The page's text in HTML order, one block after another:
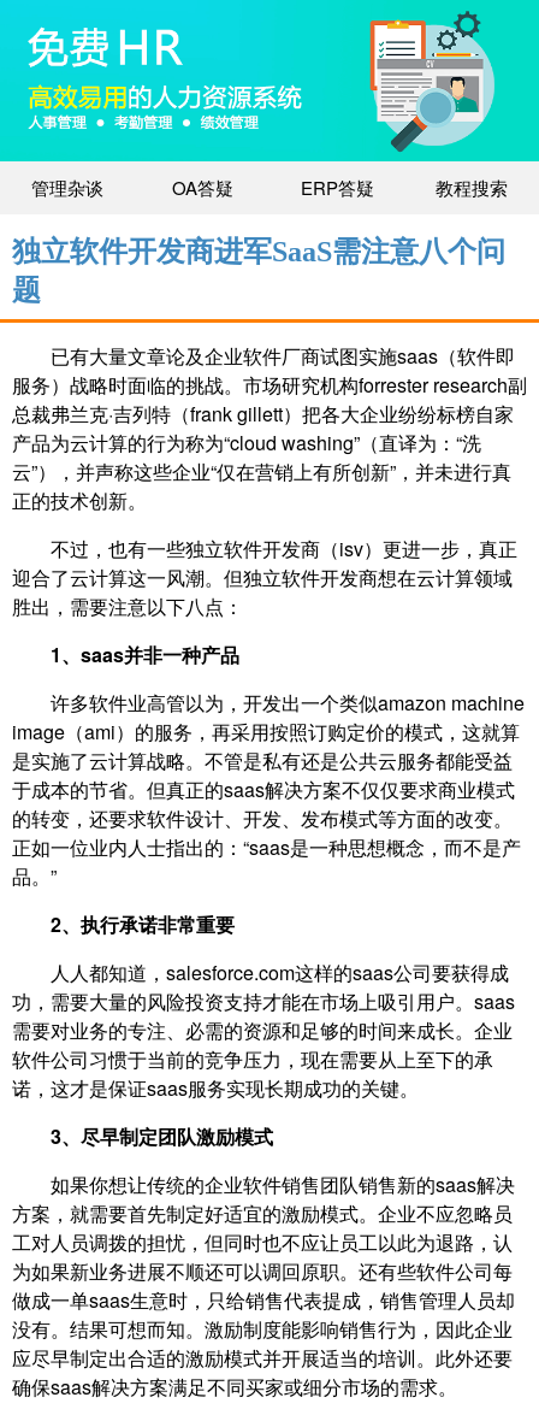
管理杂谈 OA答疑 ERP答疑 教程搜索
独立软件开发商进军SaaS需注意八个问
题
已有大量文章论及企业软件厂商试图实施saas（软件即
服务）战略时面临的挑战。市场研究机构forrester research副
总裁弗兰克·吉列特（frank gillett）把各大企业纷纷标榜自家
产品为云计算的行为称为“cloud washing”（直译为：“洗
云”），并声称这些企业“仅在营销上有所创新”，并未进行真
正的技术创新。
不过，也有一些独立软件开发商（isv）更进一步，真正
迎合了云计算这一风潮。但独立软件开发商想在云计算领域
胜出，需要注意以下八点：
1、saas并非一种产品
许多软件业高管以为，开发出一个类似amazon machine
image（ami）的服务，再采用按照订购定价的模式，这就算
是实施了云计算战略。不管是私有还是公共云服务都能受益
于成本的节省。但真正的saas解决方案不仅仅要求商业模式
的转变，还要求软件设计、开发、发布模式等方面的改变。
正如一位业内人士指出的：“saas是一种思想概念，而不是产
品。”
2、执行承诺非常重要
人人都知道，salesforce.com这样的saas公司要获得成
功，需要大量的风险投资支持才能在市场上吸引用户。saas
需要对业务的专注、必需的资源和足够的时间来成长。企业
软件公司习惯于当前的竞争压力，现在需要从上至下的承
诺，这才是保证saas服务实现长期成功的关键。
3、尽早制定团队激励模式
如果你想让传统的企业软件销售团队销售新的saas解决
方案，就需要首先制定好适宜的激励模式。企业不应忽略员
工对人员调拨的担忧，但同时也不应让员工以此为退路，认
为如果新业务进展不顺还可以调回原职。还有些软件公司每
做成一单saas生意时，只给销售代表提成，销售管理人员却
没有。结果可想而知。激励制度能影响销售行为，因此企业
应尽早制定出合适的激励模式并开展适当的培训。此外还要
确保saas解决方案满足不同买家或细分市场的需求。